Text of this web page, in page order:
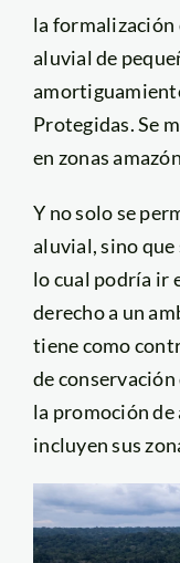
la formalización
aluvial de
Protegidas. Se
en zonas
Y no solo se
aluvial, sino
lo cual podría ir
derecho a un
tiene como
de
la promoción
incluyen sus